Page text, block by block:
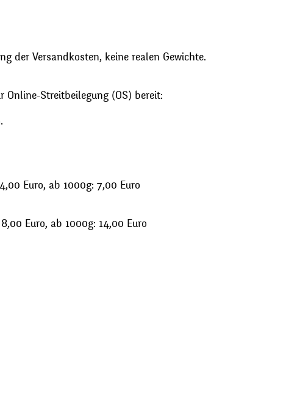
der Versandkosten, keine realen Gewichte.
Online-Streitbeilegung (OS) bereit:
Euro, ab 1000g: 7,00 Euro
Euro, ab 1000g: 14,00 Euro